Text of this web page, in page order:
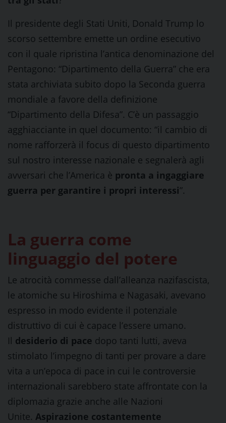
Il presidente degli Stati Uniti, Donald Trump lo
scorso settembre emette un ordine esecutivo
con il quale ripristina l’antica denominazione del
Pentagono: “Dipartimento della Guerra” che era
stata archiviata subito dopo la Seconda guerra
mondiale a favore della definizione
“Dipartimento della Difesa”. C’è un passaggio
agghiacciante in quel documento: “il cambio di
nome rafforzerà il focus di questo dipartimento
sul nostro interesse nazionale e segnalerà agli
avversari che l’America è pronta a ingaggiare
guerra per garantire i propri interessi”.
La guerra come
linguaggio del potere
Le atrocità commesse dall’alleanza nazifascista,
le atomiche su Hiroshima e Nagasaki, avevano
espresso in modo evidente il potenziale
distruttivo di cui è capace l’essere umano.
Il desiderio di pace dopo tanti lutti, aveva
stimolato l’impegno di tanti per provare a dare
vita a un’epoca di pace in cui le controversie
internazionali sarebbero state affrontate con la
diplomazia grazie anche alle Nazioni
Unite. Aspirazione costantemente